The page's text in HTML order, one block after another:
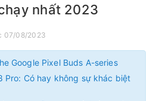
nhất 2023
07/08/2023
Google Pixel Buds A-series
Pro: Có hay không sự khác biệt